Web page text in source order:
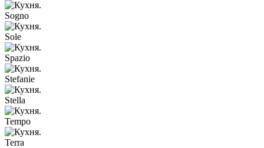
Sogno
Sole
Spazio
Stefanie
Stella
Tempo
Terra